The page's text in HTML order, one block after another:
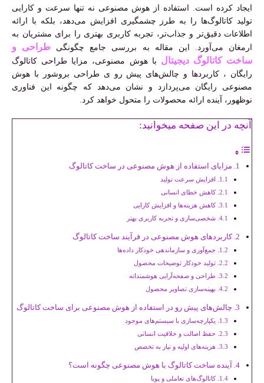
ایجاد کرده است. استفاده از هوش مصنوعی نه تنها سرعت و کارایی
تولید کاتالوگ‌ها را به طرز چشمگیری افزایش می‌دهد، بلکه با ارائه
اطلاعات دقیق‌تر و جذاب‌تر، تجربه کاربری بهتری را برای مشتریان به
ارمغان می‌آورد. این مقاله به بررسی جامع چگونگی طراحی و
ساخت کاتالوگ دیجیتال با هوش مصنوعی، مزایا طراحی کاتالوگ
رایگان ، کاربردها و چالش‌های پیش رو ی طراحی بروشور با هوش
مصنوعی رایگان می‌پردازد و نشان می‌دهد که چگونه این فناوری
نوظهور، آینده ارائه محصولات را متحول خواهد کرد.
آنچه در این صفحه میخوانید:
مزایای استفاده از هوش مصنوعی در ساخت کاتالوگ
افزایش سرعت تولید
کاهش خطای انسانی
کاهش هزینه‌ها و افزایش کارایی
شخصی‌سازی و تجربه کاربری بهتر
کاربردهای هوش مصنوعی در فرآیند ساخت کاتالوگ
جمع‌آوری و سازماندهی خودکار داده‌ها
تولید خودکار توضیحات محصول
طراحی و صفحه‌آرایی هوشمندانه
بهینه‌سازی تصاویر محصول
چالش‌های پیش رو در استفاده از هوش مصنوعی برای ساخت کاتالوگ
یکپارچه‌سازی با سیستم‌های موجود
حفظ اصالت و خلاقیت انسانی
هزینه‌های اولیه و نیاز به تخصص
آینده ساخت کاتالوگ با هوش مصنوعی چگونه است؟
کاتالوگ‌های تعاملی و پویا